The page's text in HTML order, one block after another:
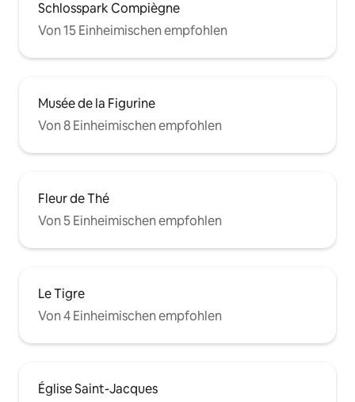
Schlosspark Compiègne
Von 15 Einheimischen empfohlen
Musée de la Figurine
Von 8 Einheimischen empfohlen
Fleur de Thé
Von 5 Einheimischen empfohlen
Le Tigre
Von 4 Einheimischen empfohlen
Église Saint-Jacques